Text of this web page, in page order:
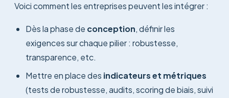
Voici comment les entreprises peuvent les intégrer :
Dès la phase de conception, définir les
exigences sur chaque pilier : robustesse,
transparence, etc.
Mettre en place des indicateurs et métriques
(tests de robustesse, audits, scoring de biais, suivi